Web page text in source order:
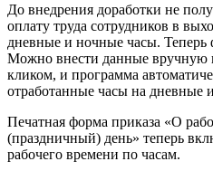
До внедрения доработки не
оплату труда сотрудников в
дневные и ночные часы. Теперь
Можно внести данные вручную
кликом, и программа
отработанные часы на дневные
Печатная форма приказа «О
(праздничный) день» теперь
рабочего времени по часам.